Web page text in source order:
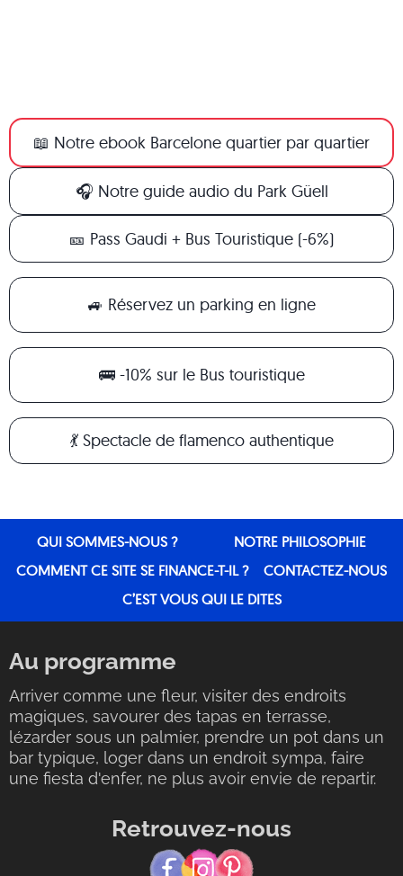
📖 Notre ebook Barcelone quartier par quartier
🎧 Notre guide audio du Park Güell
🎫 Pass Gaudi + Bus Touristique (-6%)
🚙 Réservez un parking en ligne
🚌 -10% sur le Bus touristique
💃 Spectacle de flamenco authentique
QUI SOMMES-NOUS ?
NOTRE PHILOSOPHIE
COMMENT CE SITE SE FINANCE-T-IL ?
CONTACTEZ-NOUS
C’EST VOUS QUI LE DITES
Au programme
Arriver comme une fleur, visiter des endroits
magiques, savourer des tapas en terrasse,
lézarder sous un palmier, prendre un pot dans un
bar typique, loger dans un endroit sympa, faire
une fiesta d'enfer, ne plus avoir envie de repartir.
Retrouvez-nous